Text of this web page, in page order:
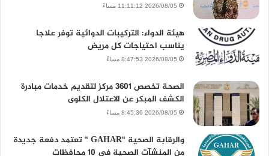
2026/08/05 11:11:12 مساءً
هيئة الدواء: التركيبات الدوائية توفر علاجا
يناسب احتياجات كل مريض
2026/08/05 8:47:53 مساءً
الصحة تخصص 3601 مركز لتقديم خدمات مبادرة
الكشف المبكر عن الاعتلال الكلوى
2026/08/05 8:45:36 مساءً
والرقابة الصحية “GAHAR “ تعتمد دفعة جديدة
من المنشآت الصحية في 10 محافظات